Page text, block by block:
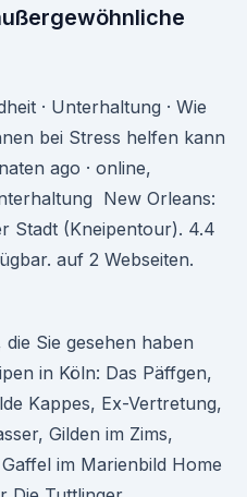
· Unterhaltung · Wie
bei Stress helfen kann
ago · online,
New Orleans:
Stadt (Kneipentour). 4.4
auf 2 Webseiten.
Sie gesehen haben
in Köln: Das Päffgen,
Kappes, Ex-Vertretung,
Gilden im Zims,
im Marienbild Home